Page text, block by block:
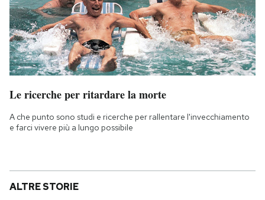
Le ricerche per ritardare la morte
A che punto sono studi e ricerche per rallentare l'invecchiamento
e farci vivere più a lungo possibile
ALTRE STORIE